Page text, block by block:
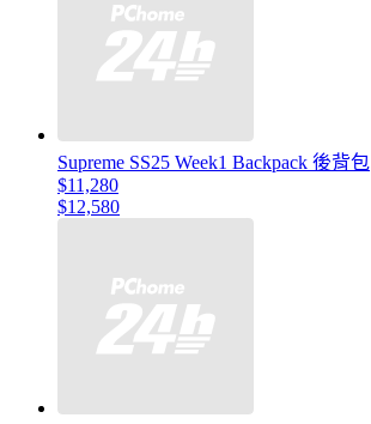
Supreme SS25 Week1 Backpack 後背包
$11,280
$12,580